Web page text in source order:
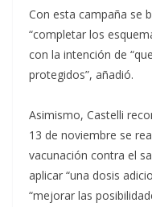
Con esta campaña se
“completar los
con la intención de
protegidos”, añadió.
Asimismo, Castelli
13 de noviembre se
vacunación contra el
aplicar “una dosis
“mejorar las